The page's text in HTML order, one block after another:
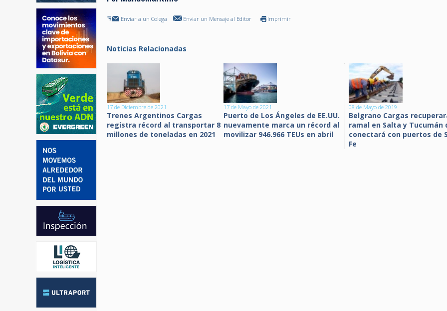
Enviar a un Colega Enviar un Mensaje al Editor Imprimir
Noticias Relacionadas
17 de Diciembre de 2021
Trenes Argentinos Cargas
registra récord al transportar 8
millones de toneladas en 2021
17 de Mayo de 2021
Puerto de Los Ángeles de EE.UU.
nuevamente marca un récord al
movilizar 946.966 TEUs en abril
08 de Mayo de 2019
Belgrano Cargas
ramal en Salta y Tucumán
conectará con puertos de
Fe